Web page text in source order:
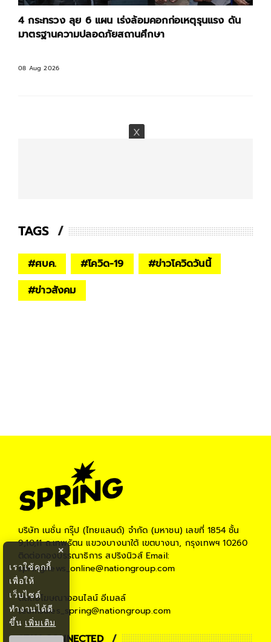
4 กระทรวง ลุย 6 แผน เร่งล้อมคอกก่อเหตุรุนแรง ดัน
มาตรฐานความปลอดภัยสถานศึกษา
08 Aug 2026
TAGS
#ศบค. #โควิด-19 #ข่าวโควิดวันนี้
#ข่าวสังคม
บริษัท เนชั่น กรุ๊ป (ไทยแลนด์) จำกัด (มหาชน) เลขที่ 1854 ชั้น
9,10,11 ถ.เทพรัตน แขวงบางนาใต้ เขตบางนา, กรุงเทพฯ 10260
ติดต่อกองบรรณาธิการ สปริงนิวส์Email:
springnews_online@nationgroup.com
ติดต่อโฆษณาออนไลน์ อีเมลล์
teamsales_spring@nationgroup.com
×
เราใช้คุกกี้
เพื่อให้
เว็บไซต์
ทำงานได้ดี
ขึ้น เพิ่มเติม